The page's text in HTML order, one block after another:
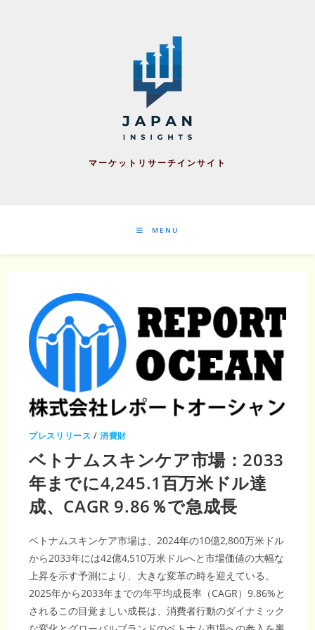
マーケットリサーチインサイト
MENU
プレスリリース /消費財
ベトナムスキンケア市場：2033
年までに4,245.1百万米ドル達
成、CAGR 9.86％で急成長
ベトナムスキンケア市場は、2024年の10億2,800万米ドル
から2033年には42億4,510万米ドルへと市場価値の大幅な
上昇を示す予測により、大きな変革の時を迎えている。
2025年から2033年までの年平均成長率（CAGR）9.86%と
されるこの目覚ましい成長は、消費者行動のダイナミック